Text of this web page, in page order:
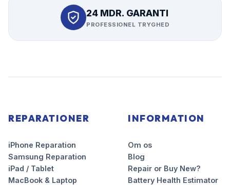
24 MDR. GARANTI
PROFESSIONEL TRYGHED
REPARATIONER
iPhone Reparation
Samsung Reparation
iPad / Tablet
MacBook & Laptop
INFORMATION
Om os
Blog
Repair or Buy New?
Battery Health Estimator